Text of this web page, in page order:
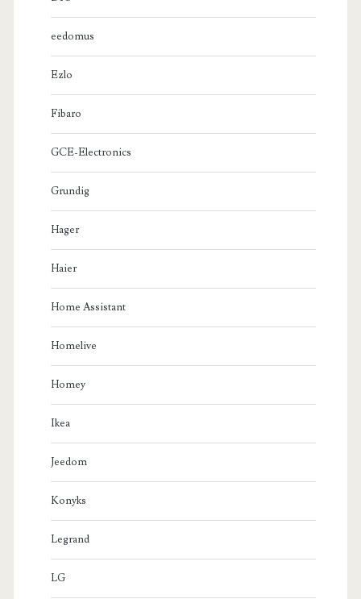
eedomus
Ezlo
Fibaro
GCE-Electronics
Grundig
Hager
Haier
Home Assistant
Homelive
Homey
Ikea
Jeedom
Konyks
Legrand
LG